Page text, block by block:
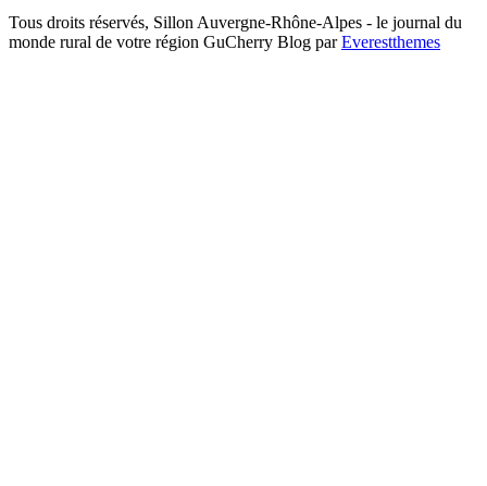
Tous droits réservés, Sillon Auvergne-Rhône-Alpes - le journal du
monde rural de votre région GuCherry Blog parEverestthemes